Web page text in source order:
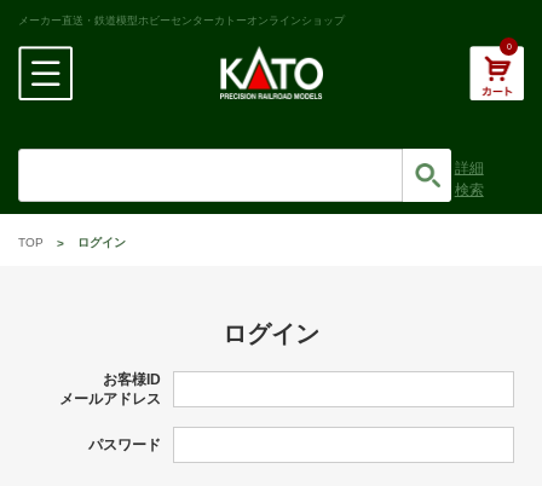
メーカー直送・鉄道模型ホビーセンターカトーオンラインショップ
0
詳細
検索
TOP ログイン
ログイン
お客様ID
メールアドレス
パスワード